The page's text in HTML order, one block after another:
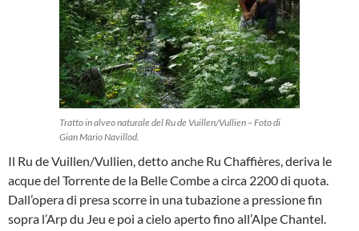
Tratto in alveo naturale del Ru de Vuillen/Vullien – Foto di
Gian Mario Navillod.
Il Ru de Vuillen/Vullien, detto anche Ru Chaffières, deriva le
acque del Torrente de la Belle Combe a circa 2200 di quota.
Dall’opera di presa scorre in una tubazione a pressione fin
sopra l’Arp du Jeu e poi a cielo aperto fino all’Alpe Chantel.